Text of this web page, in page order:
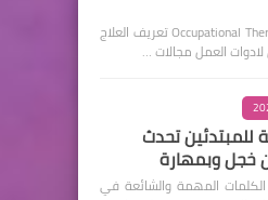
محتويات دورة العلاج الوظيفي Occupational Therapy تعريف العلاج
العمل مجالات …
للمبتدئين تحدث
خجل وبمهارة
المهمة والشائعة في